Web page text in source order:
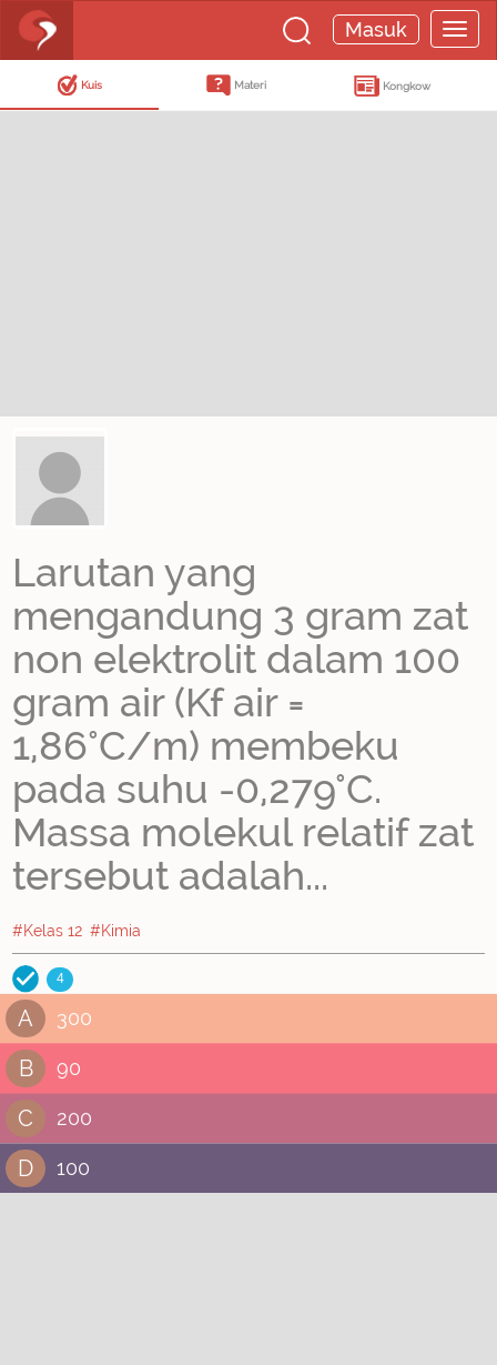
Masuk
Kuis Materi Kongkow
Larutan yang
mengandung 3 gram zat
non elektrolit dalam 100
gram air (Kf air =
1,86°C/m) membeku
pada suhu -0,279°C.
Massa molekul relatif zat
tersebut adalah...
#Kelas 12 #Kimia
4
A 300
B 90
C 200
D 100